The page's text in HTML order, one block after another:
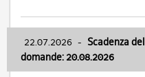
22.07.2026 - Scadenza
domande: 20.08.2026